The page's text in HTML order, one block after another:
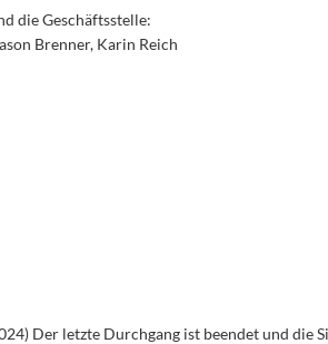
die Geschäftsstelle:
Brenner, Karin Reich
Der letzte Durchgang ist beendet und die